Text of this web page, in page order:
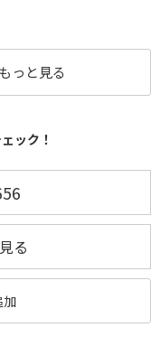
っと見る
ック！
る
加